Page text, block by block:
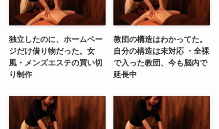
独立したのに、ホームペー
ジだけ借り物だった。女
風・メンズエステの買い切
り制作
教団の構造はわかってた。
自分の構造は未対応 ・全裸
で入った教団、今も脳内で
延長中